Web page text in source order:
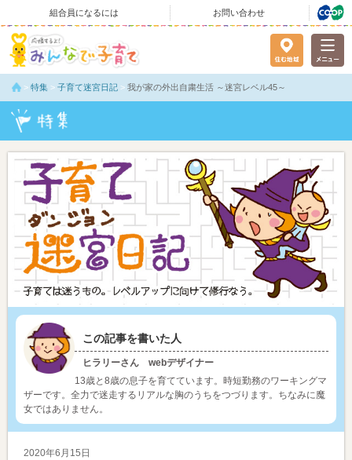
組合員になるには お問い合わせ
> 特集 > 子育て迷宮日記 > 我が家の外出自粛生活 ～迷宮レベル45～
この記事を書いた人
ヒラリーさん webデザイナー
13歳と8歳の息子を育てています。時短勤務のワーキングマ
ザーです。全力で迷走するリアルな胸のうちをつづります。ちなみに魔
女ではありません。
2020年6月15日